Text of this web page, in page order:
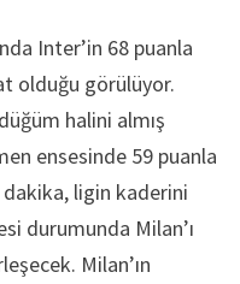
Inter’in 68 puanla
olduğu görülüyor.
halini almış
ensesinde 59 puanla
dakika, ligin kaderini
durumunda Milan’ı
Milan’ın